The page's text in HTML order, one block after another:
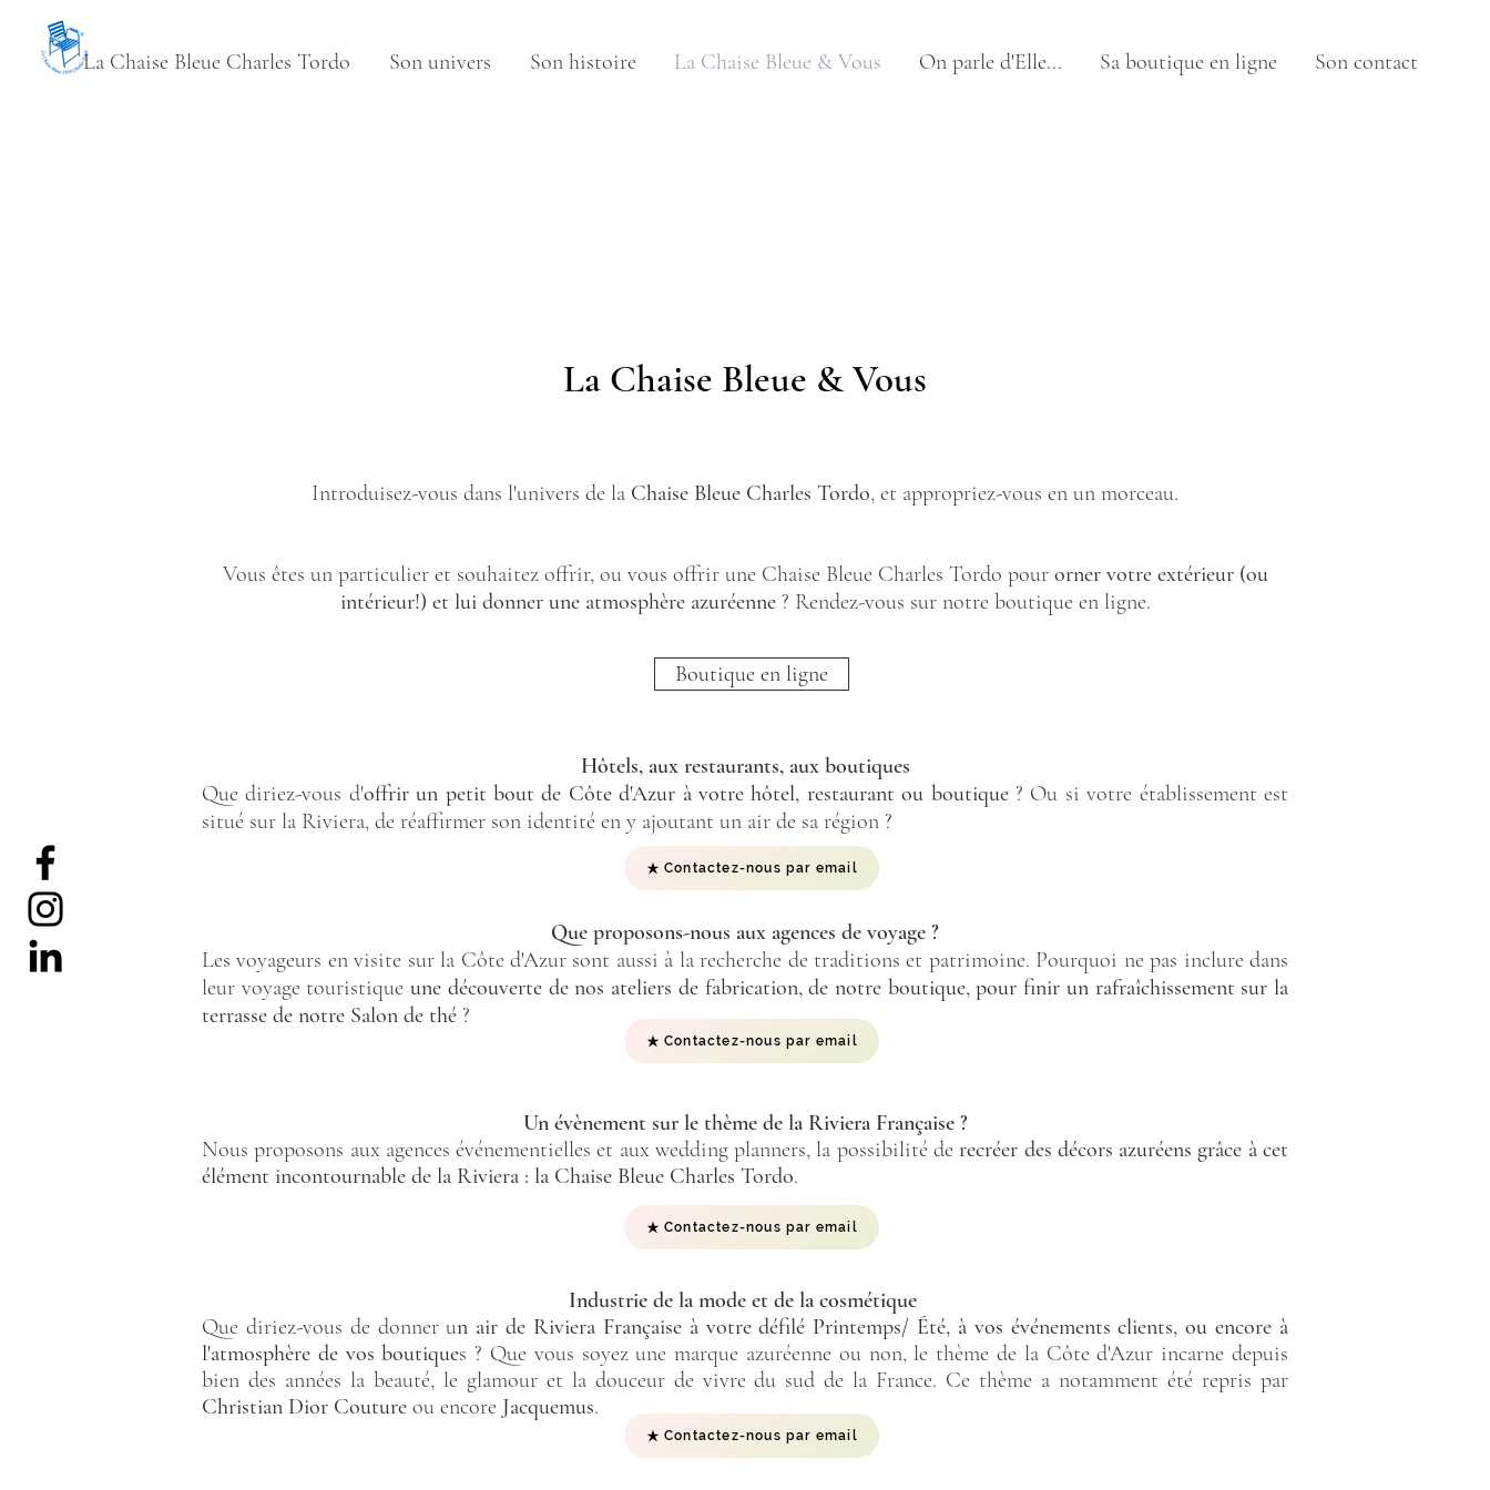
La Chaise Bleue Charles Tordo Son univers Son histoire La Chaise Bleue & Vous On parle d'Elle... Sa boutique en ligne Son contact
La Chaise Bleue & Vous
Introduisez-vous dans l'univers de la Chaise Bleue Charles Tordo, et appropriez-vous en un morceau.
Vous êtes un particulier et souhaitez offrir, ou vous offrir une Chaise Bleue Charles Tordo pour orner votre extérieur (ou
intérieur!) et lui donner une atmosphère azuréenne? Rendez-vous sur notre boutique en ligne.
Hôtels, aux restaurants, aux boutiques
Que diriez-vous d'offrir un petit bout de Côte d'Azur à votre hôtel, restaurant ou boutique? Ou si votre établissement est
situé sur la Riviera, de réaffirmer son identité en y ajoutant un air de sa région ?
Que proposons-nous aux agences de voyage ?
Les voyageurs en visite sur la Côte d'Azur sont aussi à la recherche de traditions et patrimoine. Pourquoi ne pas inclure dans
leur voyage touristiqueune découverte de nos ateliers de fabrication, de notre boutique, pour finir un rafraîchissement sur la
terrasse de notre Salon de thé ?
Un évènement sur le thème de la Riviera Française ?
Nous proposons aux agences événementielles et aux wedding planners, la possibilité derecréer des décors azuréens grâce à cet
élément incontournable de la Riviera : la Chaise Bleue Charles Tordo.
Industrie de la mode et de la cosmétique
Que diriez-vous de donner un air de Riviera Française à votre défilé Printemps/ Été, à vos événements clients, ou encore à
l'atmosphère de vos boutiques ? Que vous soyez une marque azuréenne ou non, le thème de la Côte d'Azur incarne depuis
bien des années la beauté, le glamour et la douceur de vivre du sud de la France. Ce thème a notamment été repris par
Christian Dior Couture ou encore Jacquemus.
Contactez-nous par email
Contactez-nous par email
Contactez-nous par email
Contactez-nous par email
Boutique en ligne